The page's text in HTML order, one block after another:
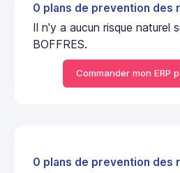
0 plans de prevention des
Il n'y a aucun risque naturel
BOFFRES.
Commander mon ERP
0 plans de prevention des